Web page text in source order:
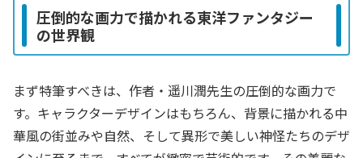
圧倒的な画力で描かれる東洋ファンタジー
の世界観
まず特筆すべきは、作者・遥川潤先生の圧倒的な画力で
す。キャラクターデザインはもちろん、背景に描かれる中
華風の街並みや自然、そして異形で美しい神怪たちのデザ